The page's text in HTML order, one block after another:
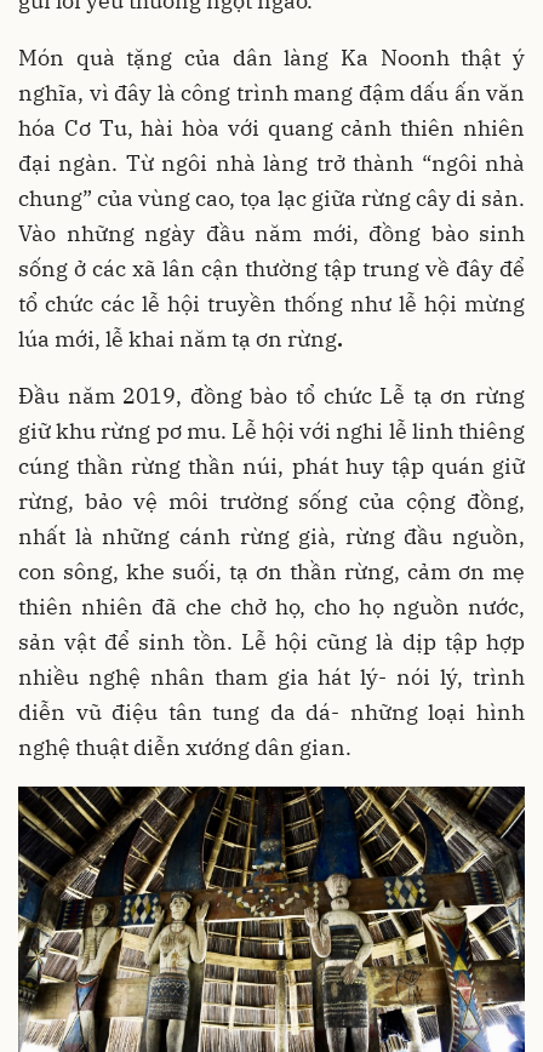
Món quà tặng của dân làng Ka Noonh thật ý
nghĩa, vì đây là công trình mang đậm dấu ấn văn
hóa Cơ Tu, hài hòa với quang cảnh thiên nhiên
đại ngàn. Từ ngôi nhà làng trở thành “ngôi nhà
chung” của vùng cao, tọa lạc giữa rừng cây di sản.
Vào những ngày đầu năm mới, đồng bào sinh
sống ở các xã lân cận thường tập trung về đây để
tổ chức các lễ hội truyền thống như lễ hội mừng
lúa mới, lễ khai năm tạ ơn rừng.
Đầu năm 2019, đồng bào tổ chức Lễ tạ ơn rừng
giữ khu rừng pơ mu. Lễ hội với nghi lễ linh thiêng
cúng thần rừng thần núi, phát huy tập quán giữ
rừng, bảo vệ môi trường sống của cộng đồng,
nhất là những cánh rừng già, rừng đầu nguồn,
con sông, khe suối, tạ ơn thần rừng, cảm ơn mẹ
thiên nhiên đã che chở họ, cho họ nguồn nước,
sản vật để sinh tồn. Lễ hội cũng là dịp tập hợp
nhiều nghệ nhân tham gia hát lý- nói lý, trình
diễn vũ điệu tân tung da dá- những loại hình
nghệ thuật diễn xướng dân gian.